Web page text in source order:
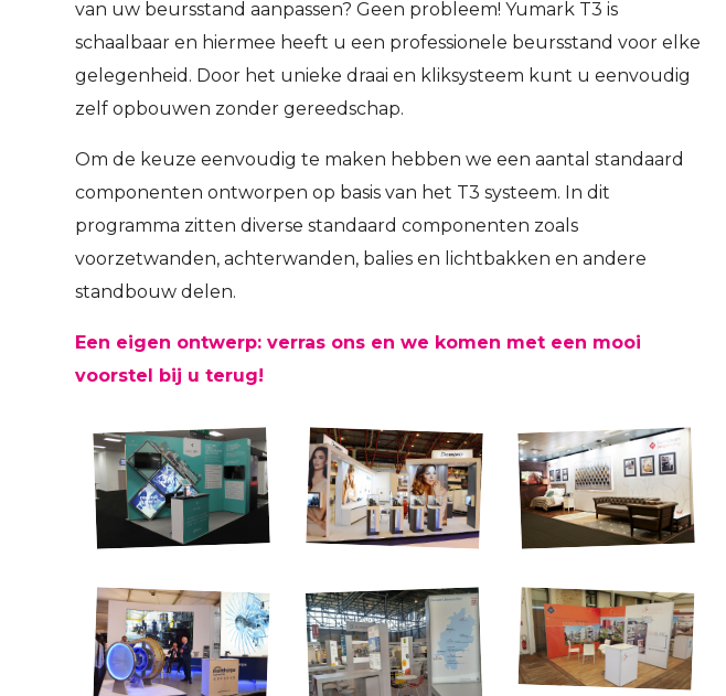
van uw beursstand aanpassen? Geen probleem! Yumark T3 is
schaalbaar en hiermee heeft u een professionele beursstand voor elke
gelegenheid. Door het unieke draai en kliksysteem kunt u eenvoudig
zelf opbouwen zonder gereedschap.
Om de keuze eenvoudig te maken hebben we een aantal standaard
componenten ontworpen op basis van het T3 systeem. In dit
programma zitten diverse standaard componenten zoals
voorzetwanden, achterwanden, balies en lichtbakken en andere
standbouw delen.
Een eigen ontwerp: verras ons en we komen met een mooi
voorstel bij u terug!